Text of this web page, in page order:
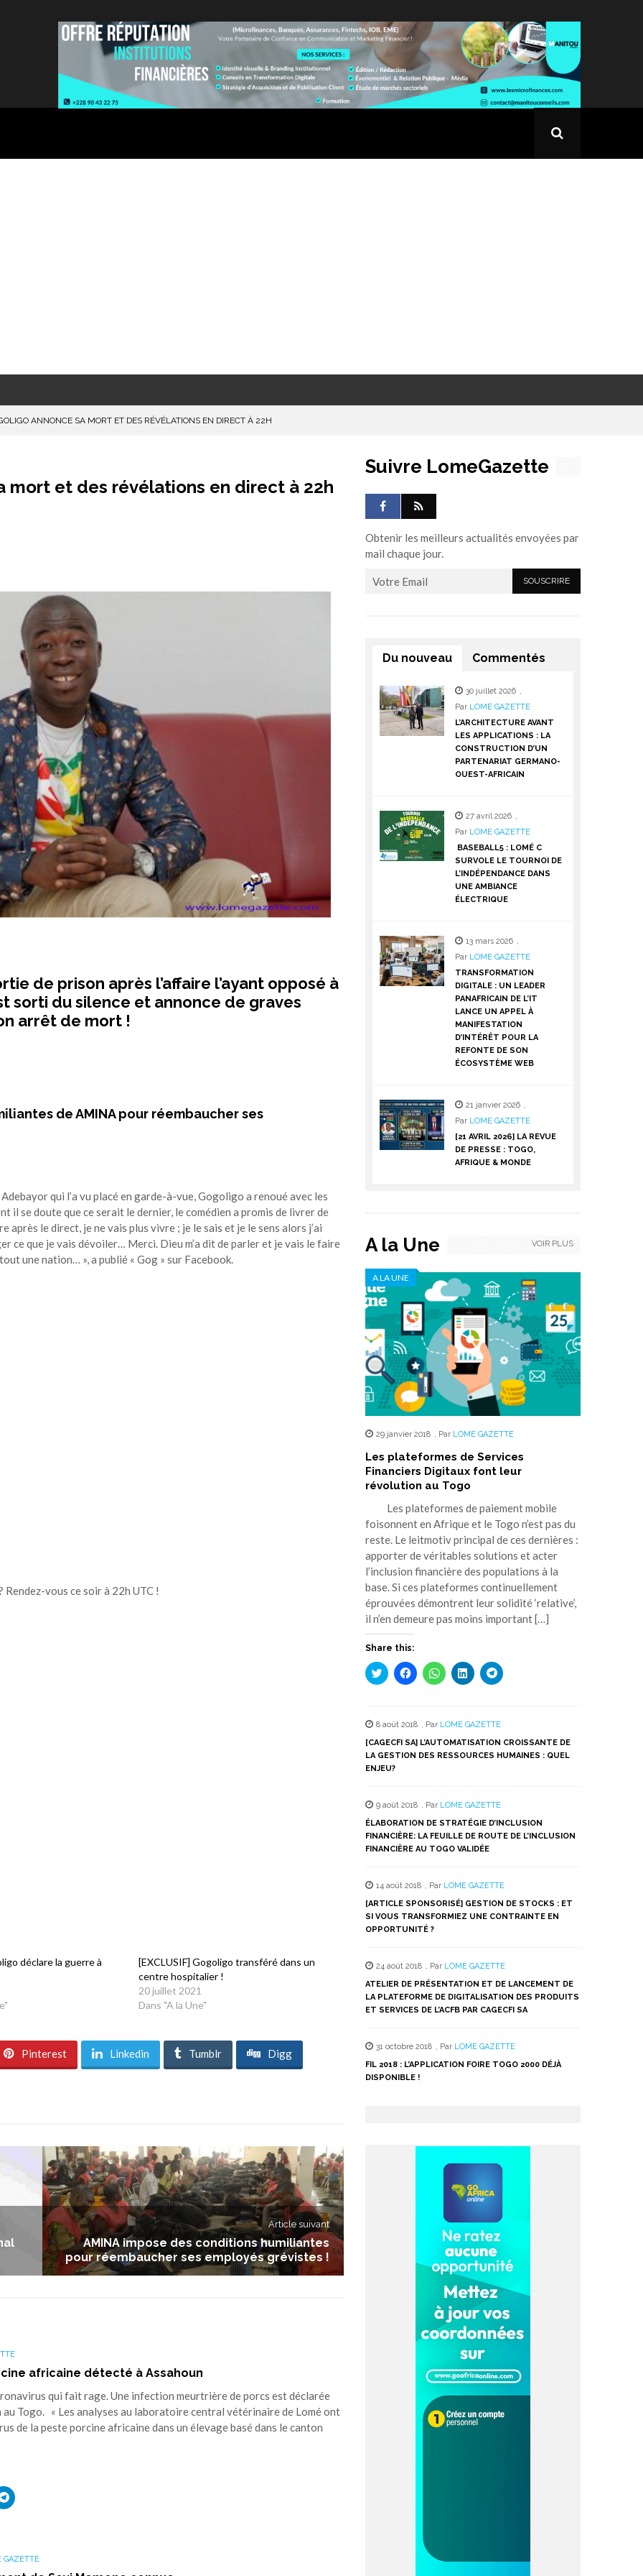
ANNONCE SA MORT ET DES RÉVÉLATIONS EN DIRECT À 22H
mort et des révélations en direct à 22h
de prison après l’affaire l’ayant opposé à
sorti du silence et annonce de graves
arrêt de mort !
de AMINA pour réembaucher ses
qui l’a vu placé en garde-à-vue, Gogoligo a renoué avec les
il se doute que ce serait le dernier, le comédien a promis de livrer de
le direct, je ne vais plus vivre ; je le sais et je le sens alors j’ai
ce que je vais dévoiler… Merci. Dieu m’a dit de parler et je vais le faire
une nation… », a publié « Gog » sur Facebook.
vous ce soir à 22h UTC !
déclare la guerre à
[EXCLUSIF] Gogoligo transféré dans un
centre hospitalier !
20 juillet 2021
Dans "A la Une"
Pinterest Linkedin Tumblr Digg
Article suivant
AMINA impose des conditions humiliantes
pour réembaucher ses employés grévistes !
africaine détecté à Assahoun
qui fait rage. Une infection meurtrière de porcs est déclarée
au Togo. « Les analyses au laboratoire central vétérinaire de Lomé ont
de la peste porcine africaine dans un élevage basé dans le canton
Cliquez
pour
nouvelle
fenêtre)
GAZETTE
Suivre LomeGazette
Obtenir les meilleurs actualités envoyées par
mail chaque jour.
Du nouveau Commentés
30 juillet 2026 ,
Par LOME GAZETTE
L’ARCHITECTURE AVANT
LES APPLICATIONS : LA
CONSTRUCTION D’UN
PARTENARIAT GERMANO-
OUEST-AFRICAIN
27 avril 2026 ,
Par LOME GAZETTE
BASEBALL5 : LOMÉ C
SURVOLE LE TOURNOI DE
L’INDÉPENDANCE DANS
UNE AMBIANCE
ÉLECTRIQUE
13 mars 2026 ,
Par LOME GAZETTE
TRANSFORMATION
DIGITALE : UN LEADER
PANAFRICAIN DE L’IT
LANCE UN APPEL À
MANIFESTATION
D’INTÉRÊT POUR LA
REFONTE DE SON
ÉCOSYSTÈME WEB
21 janvier 2026 ,
Par LOME GAZETTE
[21 AVRIL 2026] LA REVUE
DE PRESSE : TOGO,
AFRIQUE & MONDE
A la Une
A LA UNE
29 janvier 2018 , Par LOME GAZETTE
Les plateformes de Services
Financiers Digitaux font leur
révolution au Togo
Les plateformes de paiement mobile
foisonnent en Afrique et le Togo n’est pas du
reste. Le leitmotiv principal de ces dernières :
apporter de véritables solutions et acter
l’inclusion financière des populations à la
base. Si ces plateformes continuellement
éprouvées démontrent leur solidité ‘relative’,
il n’en demeure pas moins important […]
Share this:
Cliquez
pour
une
nouvelle
fenêtre)
Cliquez
pour
une
nouvelle
fenêtre)
Cliquez
pour
une
nouvelle
fenêtre)
Cliquez
pour
une
nouvelle
fenêtre)
Cliquez
pour
une
nouvelle
fenêtre)
8 août 2018 , Par LOME GAZETTE
[CAGECFI SA] L’AUTOMATISATION CROISSANTE DE
LA GESTION DES RESSOURCES HUMAINES : QUEL
ENJEU?
9 août 2018 , Par LOME GAZETTE
ÉLABORATION DE STRATÉGIE D’INCLUSION
FINANCIÈRE: LA FEUILLE DE ROUTE DE L’INCLUSION
FINANCIÈRE AU TOGO VALIDÉE
14 août 2018 , Par LOME GAZETTE
[ARTICLE SPONSORISÉ] GESTION DE STOCKS : ET
SI VOUS TRANSFORMIEZ UNE CONTRAINTE EN
OPPORTUNITÉ ?
24 août 2018 , Par LOME GAZETTE
ATELIER DE PRÉSENTATION ET DE LANCEMENT DE
LA PLATEFORME DE DIGITALISATION DES PRODUITS
ET SERVICES DE L’ACFB PAR CAGECFI SA
31 octobre 2018 , Par LOME GAZETTE
FIL 2018 : L’APPLICATION FOIRE TOGO 2000 DÉJÀ
DISPONIBLE !
VOIR PLUS